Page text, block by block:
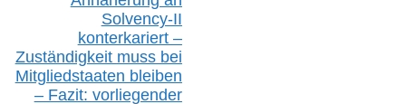
Solvency-II
konterkariert –
Zuständigkeit muss bei
Mitgliedstaaten bleiben
– Fazit: vorliegender